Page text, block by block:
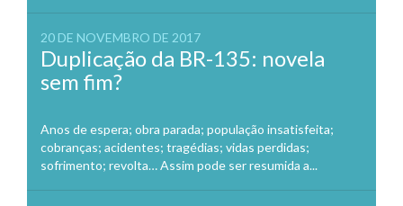
20 DE NOVEMBRO DE 2017
Duplicação da BR-135: novela
sem fim?
Anos de espera; obra parada; população insatisfeita;
cobranças; acidentes; tragédias; vidas perdidas;
sofrimento; revolta… Assim pode ser resumida a...